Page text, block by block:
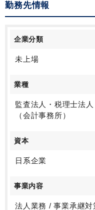
勤務先情報
企業分類
未上場
業種
監査法人・税理士法
（会計事務所）
資本
日系企業
事業内容
法人業務 / 事業承継対